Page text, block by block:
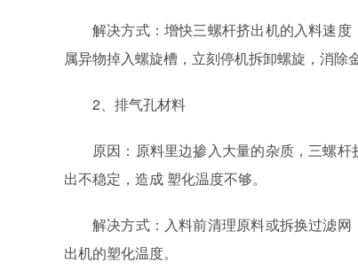
解决方式：增快三螺杆挤出机的入料速
属异物掉入螺旋槽，立刻停机拆卸螺旋，消除
2、排气孔材料
原因：原料里边掺入大量的杂质，三螺
出不稳定，造成 塑化温度不够。
解决方式：入料前清理原料或拆换过滤
出机的塑化温度。